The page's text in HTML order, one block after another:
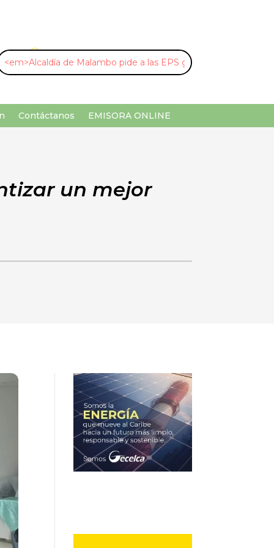
U ¡Buscar por palabra clave!
Contáctanos EMISORA ONLINE
un mejor